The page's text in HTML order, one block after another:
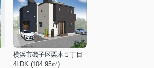
横浜市磯子区栗木１丁目
4LDK (104.95㎡)